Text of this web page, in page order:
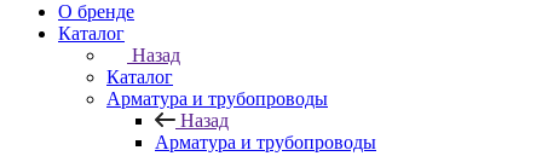
О бренде
Каталог
Назад
Каталог
Арматура и трубопроводы
Назад
Арматура и трубопроводы